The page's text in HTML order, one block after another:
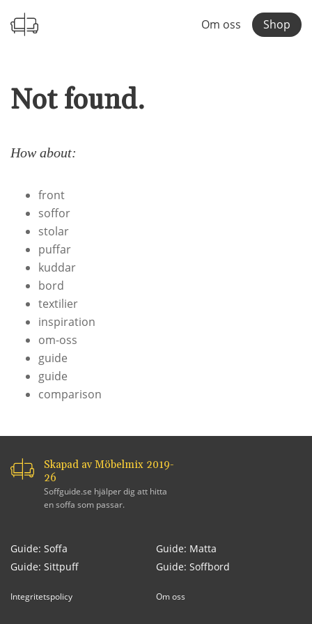
Om oss Shop
Not found.
How about:
front
soffor
stolar
puffar
kuddar
bord
textilier
inspiration
om-oss
guide
guide
comparison
Skapad av Möbelmix 2019-
26
Soffguide.se hjälper dig att hitta
en soffa som passar.
Guide: Soffa
Guide: Matta
Guide: Sittpuff
Guide: Soffbord
Integritetspolicy Om oss